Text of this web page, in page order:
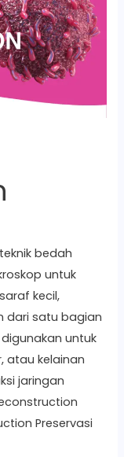
bedah
untuk
kecil,
dari satu bagian
untuk
atau kelainan
jaringan
Preservasi